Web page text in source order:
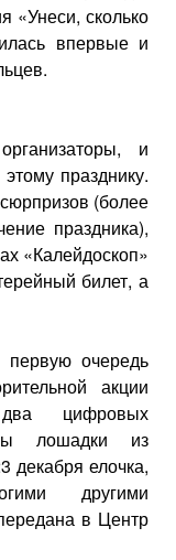
«Унеси, сколько
впервые и
и
празднику.
(более
праздника),
«Калейдоскоп»
билет, а
очередь
акции
цифровых
лошадки из
декабря елочка,
другими
в Центр